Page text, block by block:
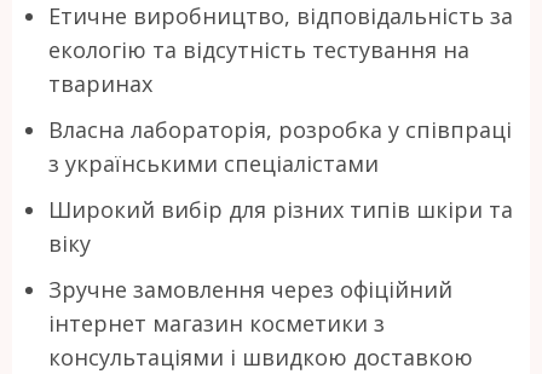
Етичне виробництво, відповідальність за
екологію та відсутність тестування на
тваринах
Власна лабораторія, розробка у співпраці
з українськими спеціалістами
Широкий вибір для різних типів шкіри та
віку
Зручне замовлення через офіційний
інтернет магазин косметики з
консультаціями і швидкою доставкою